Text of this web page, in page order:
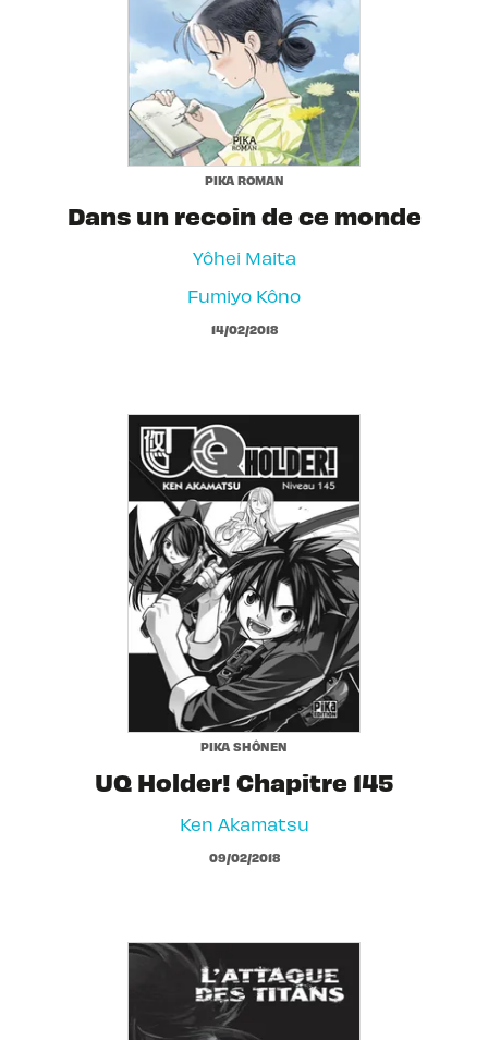
PIKA ROMAN
Dans un recoin de ce monde
Yôhei Maita
Fumiyo Kôno
14/02/2018
PIKA SHÔNEN
UQ Holder! Chapitre 145
Ken Akamatsu
09/02/2018